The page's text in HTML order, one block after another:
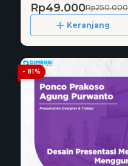
Rp49.000Rp250.000
Keranjang
- 81%